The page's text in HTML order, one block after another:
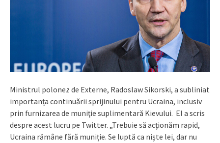
Ministrul polonez de Externe, Radoslaw Sikorski, a subliniat
importanța continuării sprijinului pentru Ucraina, inclusiv
prin furnizarea de muniţie suplimentară Kievului. El a scris
despre acest lucru pe Twitter. „Trebuie să acționăm rapid,
Ucraina rămâne fără muniție. Se luptă ca niște lei, dar nu